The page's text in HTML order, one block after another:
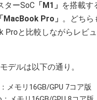
ターSoC 「M1」 を搭載す
「MacBook Pro」 。どちら
Proと比較しながらレビ
デルは以下の通り。
メモリ16GB/GPU 7コア版